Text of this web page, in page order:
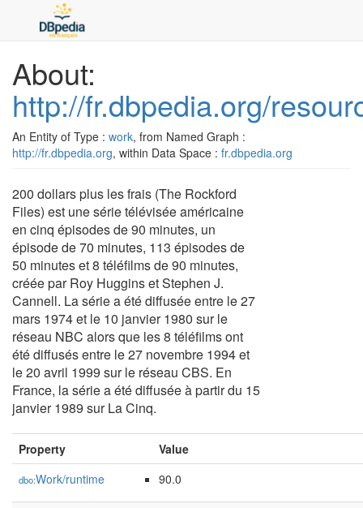
About:
http://fr.dbpedia.org/
An Entity of Type : work, from Named Graph :
http://fr.dbpedia.org, within Data Space : fr.dbpedia.org
200 dollars plus les frais (The Rockford
Files) est une série télévisée américaine
en cinq épisodes de 90 minutes, un
épisode de 70 minutes, 113 épisodes de
50 minutes et 8 téléfilms de 90 minutes,
créée par Roy Huggins et Stephen J.
Cannell. La série a été diffusée entre le 27
mars 1974 et le 10 janvier 1980 sur le
réseau NBC alors que les 8 téléfilms ont
été diffusés entre le 27 novembre 1994 et
le 20 avril 1999 sur le réseau CBS. En
France, la série a été diffusée à partir du 15
janvier 1989 sur La Cinq.
Property Value
dbo:Work/runtime 90.0